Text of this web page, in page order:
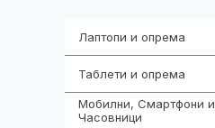
Лаптопи и опрема
Таблети и опрема
Мобилни, Смартфони и
Часовници